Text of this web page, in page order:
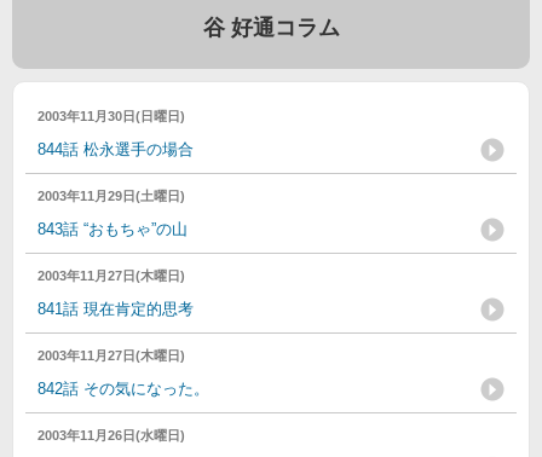
谷 好通コラム
2003年11月30日(日曜日)
844話 松永選手の場合
2003年11月29日(土曜日)
843話 “おもちゃ”の山
2003年11月27日(木曜日)
841話 現在肯定的思考
2003年11月27日(木曜日)
842話 その気になった。
2003年11月26日(水曜日)